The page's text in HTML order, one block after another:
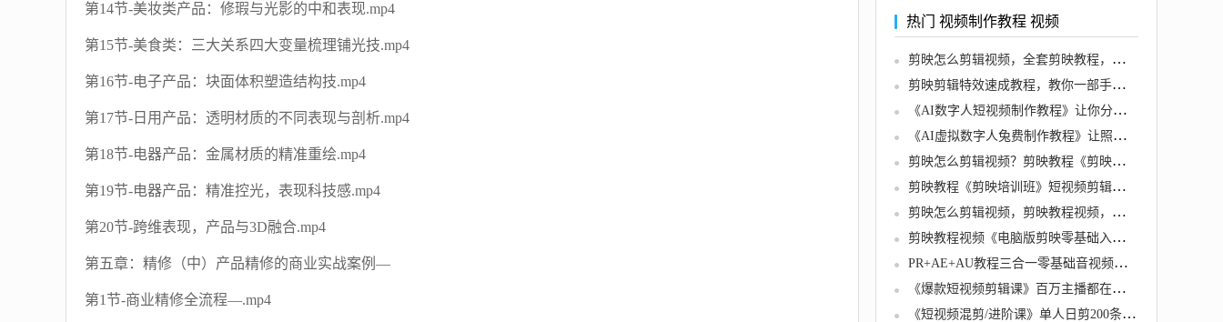
第14节-美妆类产品：修瑕与光影的中和表现.mp4
第15节-美食类：三大关系四大变量梳理铺光技.mp4
第16节-电子产品：块面体积塑造结构技.mp4
第17节-日用产品：透明材质的不同表现与剖析.mp4
第18节-电器产品：金属材质的精准重绘.mp4
第19节-电器产品：精准控光，表现科技感.mp4
第20节-跨维表现，产品与3D融合.mp4
第五章：精修（中）产品精修的商业实战案例—
第1节-商业精修全流程—.mp4
热门 视频制作教程 视频
剪映怎么剪辑视频，全套剪映教程，轻松用手机剪出大片
剪映剪辑特效速成教程，教你一部手机玩转短视频+特效素材
《AI数字人短视频制作教程》让你分分钟成为短视频制作达人
《AI虚拟数字人兔费制作教程》让照片开口说话，自媒体做视频必备
剪映怎么剪辑视频？剪映教程《剪映从入门到精通》视频教学
剪映教程《剪映培训班》短视频剪辑全套教程，入门到精通零基础速成
剪映怎么剪辑视频，剪映教程视频，零基础教会你剪辑视频
剪映教程视频《电脑版剪映零基础入门教程》剪映APP专业版课程
PR+AE+AU教程三合一零基础音视频剪辑 创作教程自学
《爆款短视频剪辑课》百万主播都在用的技巧
《短视频混剪/进阶课》单人日剪200条实战攻略教学